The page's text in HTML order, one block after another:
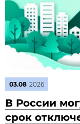
03.08 2026
В России
срок